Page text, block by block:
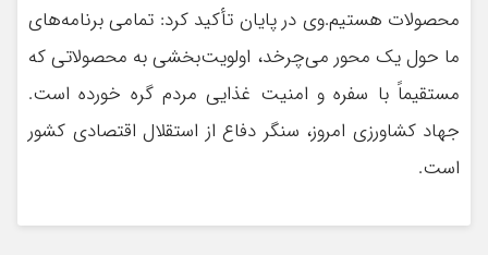
محصولات هستیم.وی در پایان تأکید کرد: تمامی برنامه‌های
ما حول یک محور می‌چرخد، اولویت‌بخشی به محصولاتی که
مستقیماً با سفره و امنیت غذایی مردم گره خورده است.
جهاد کشاورزی امروز، سنگر دفاع از استقلال اقتصادی کشور
است.